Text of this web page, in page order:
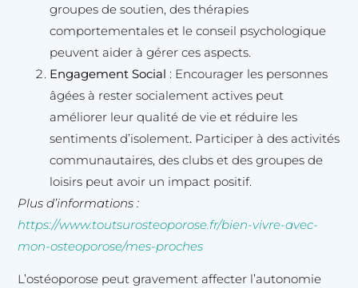
groupes de soutien, des thérapies
comportementales et le conseil psychologique
peuvent aider à gérer ces aspects.
Engagement Social : Encourager les personnes
âgées à rester socialement actives peut
améliorer leur qualité de vie et réduire les
sentiments d’isolement. Participer à des activités
communautaires, des clubs et des groupes de
loisirs peut avoir un impact positif.
Plus d’informations :
https://www.toutsurosteoporose.fr/bien-vivre-avec-
mon-osteoporose/mes-proches
L’ostéoporose peut gravement affecter l’autonomie